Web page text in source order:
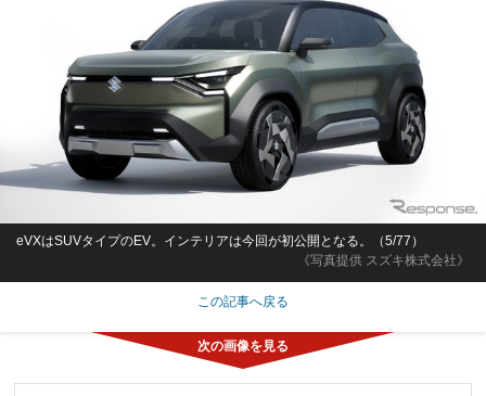
《写真提供 スズキ株式会社》
eVXはSUVタイプのEV。インテリアは今回が初公開となる。（5/77）
この記事へ戻る